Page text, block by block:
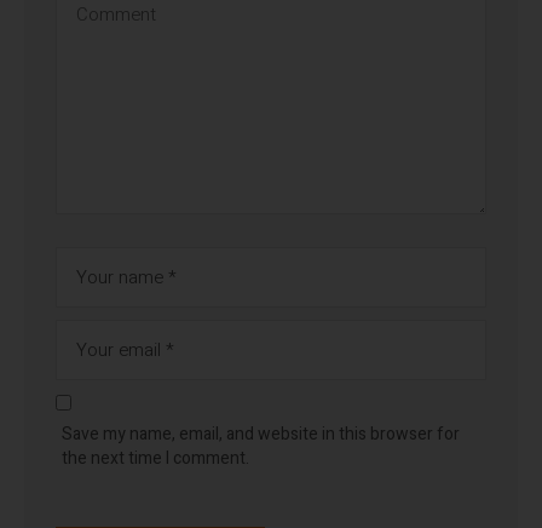
Save my name, email, and website in this browser for
the next time I comment.